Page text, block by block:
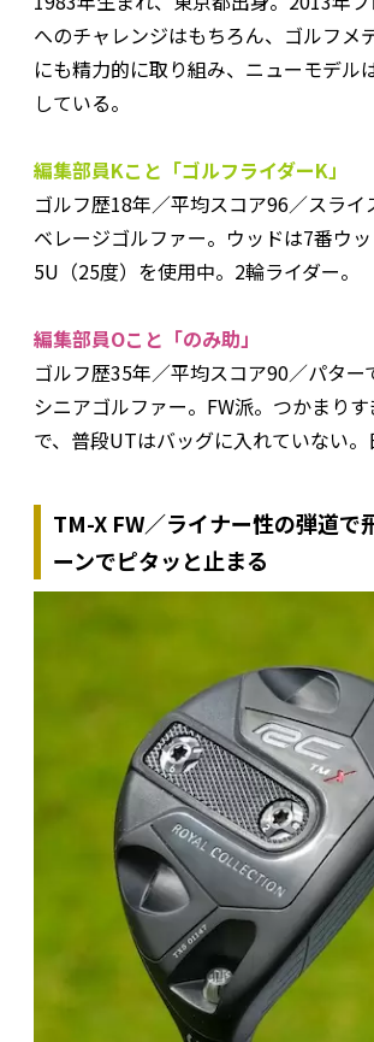
へのチャレンジはもちろん、ゴルフメ
にも精力的に取り組み、ニューモデル
している。
編集部員Kこと「ゴルフライダーK」
ゴルフ歴18年／平均スコア96／スライ
ベレージゴルファー。ウッドは7番ウ
5U（25度）を使用中。2輪ライダー。
編集部員Oこと「のみ助」
ゴルフ歴35年／平均スコア90／パター
シニアゴルファー。FW派。つかまり
で、普段UTはバッグに入れていない。
TM-X FW／ライナー性の弾道で
ーンでピタッと止まる